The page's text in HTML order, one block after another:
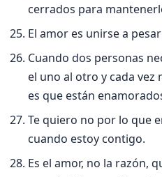
cerrados para
El amor es unirse a
Cuando dos personas
el uno al otro y cada vez
es que están
Te quiero no por lo que
cuando estoy contigo.
Es el amor, no la razón,